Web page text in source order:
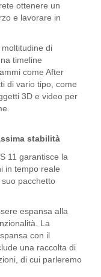
ottenere un
e lavorare in
di
timeline
come After
di vario tipo, come
3D e video per
stabilità
11 garantisce la
in tempo reale
pacchetto
espansa alla
La
con il
una raccolta di
di cui parleremo